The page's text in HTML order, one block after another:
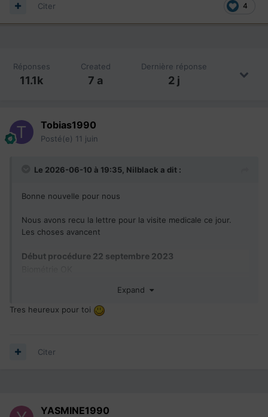
4
Citer
Réponses
11.1k
Created
7 a
Dernière réponse
2 j
Tobias1990
Posté(e) 11 juin
Le 2026-06-10 à 19:35, Nilblack a dit :
Bonne nouvelle pour nous
Nous avons recu la lettre pour la visite medicale ce jour.
Les choses avancent
Début procédure 22 septembre 2023
VM Invitation a la visite medicale recu le 10 06 2026
Expand
Tres heureux pour toi
Citer
YASMINE1990